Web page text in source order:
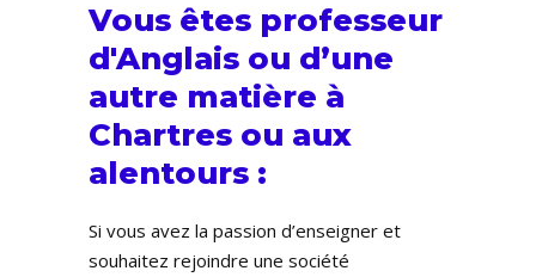
Vous êtes professeur
d'Anglais ou d’une
autre matière à
Chartres ou aux
alentours :
Si vous avez la passion d’enseigner et
souhaitez rejoindre une société